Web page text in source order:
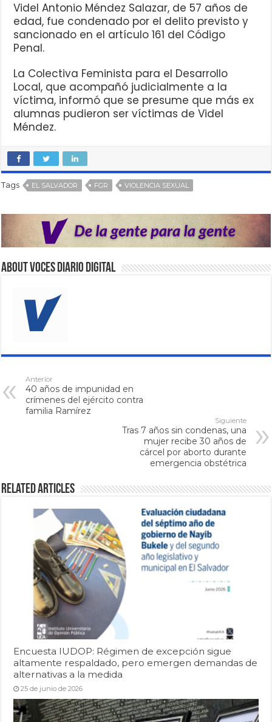
Videl Antonio Méndez Salazar, de 57 años de
edad, fue condenado por el delito previsto y
sancionado en el artículo 161 del Código
Penal.
La Colectiva Feminista para el Desarrollo
Local, que acompañó judicialmente a la
víctima, informó que se presume que más ex
alumnas pudieron ser víctimas de Videl
Méndez.
Tags EL SALVADOR FGR VIOLENCIA SEXUAL
About VOCES Diario digital
Anterior
40 años de impunidad en
crímenes del ejército contra
familia Ramírez
Siguiente
Tras 7 años sin condenas, una
mujer recibe 30 años de
cárcel por aborto durante
emergencia obstétrica
Related Articles
Encuesta IUDOP: Régimen de excepción sigue
altamente respaldado, pero emergen demandas de
alternativas a la medida
25 de junio de 2026